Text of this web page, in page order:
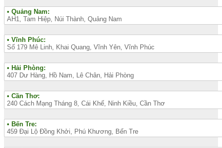
• Quảng Nam:
AH1, Tam Hiệp, Núi Thành, Quảng Nam
• Vĩnh Phúc:
Số 179 Mê Linh, Khai Quang, Vĩnh Yên, Vĩnh Phúc
• Hải Phòng:
407 Dư Hàng, Hồ Nam, Lê Chân, Hải Phòng
• Cần Thơ:
240 Cách Mạng Tháng 8, Cái Khế, Ninh Kiều, Cần Thơ
• Bến Tre:
459 Đại Lộ Đồng Khởi, Phú Khương, Bến Tre